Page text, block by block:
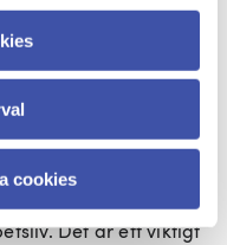
cookies
ett krasst
som för dem
yrke som
och kunder och
och
och för bättre
Det är ett viktigt